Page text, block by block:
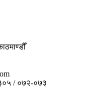
/ ०७२-०७३